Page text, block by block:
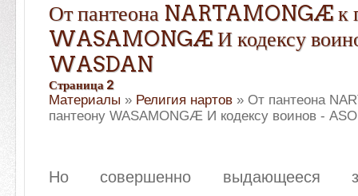
От пантеона NARTAMONGÆ к
WASAMONGÆ И кодексу
WASDAN
Страница 2
Материалы » Религия нартов » От пантеона
пантеону WASAMONGÆ И кодексу воинов -
Но совершенно выдающееся